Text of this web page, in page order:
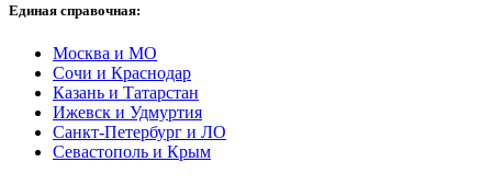
Единая справочная:
Москва и МО
Сочи и Краснодар
Казань и Татарстан
Ижевск и Удмуртия
Санкт-Петербург и ЛО
Севастополь и Крым